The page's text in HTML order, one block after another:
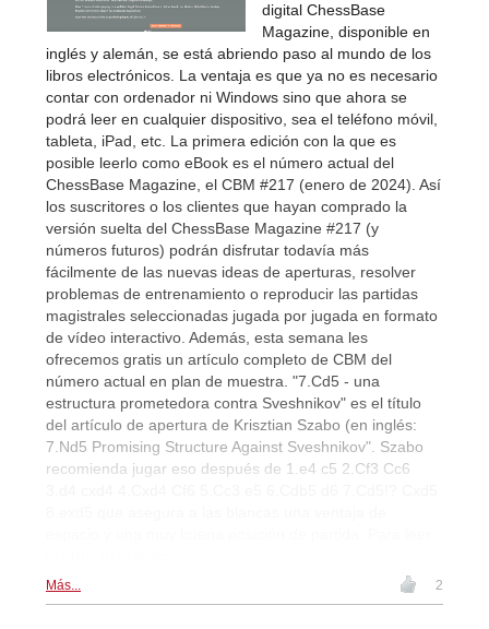
digital ChessBase
Magazine, disponible en
inglés y alemán, se está abriendo paso al mundo de los
libros electrónicos. La ventaja es que ya no es necesario
contar con ordenador ni Windows sino que ahora se
podrá leer en cualquier dispositivo, sea el teléfono móvil,
tableta, iPad, etc. La primera edición con la que es
posible leerlo como eBook es el número actual del
ChessBase Magazine, el CBM #217 (enero de 2024). Así
los suscritores o los clientes que hayan comprado la
versión suelta del ChessBase Magazine #217 (y
números futuros) podrán disfrutar todavía más
fácilmente de las nuevas ideas de aperturas, resolver
problemas de entrenamiento o reproducir las partidas
magistrales seleccionadas jugada por jugada en formato
de vídeo interactivo. Además, esta semana les
ofrecemos gratis un artículo completo de CBM del
número actual en plan de muestra. "7.Cd5 - una
estructura prometedora contra Sveshnikov" es el título
del artículo de apertura de Krisztian Szabo (en inglés:
7.Nd5 Promising Structure Against Sveshnikov". Szabo
recomienda jugar eso después de 1.e4 c5 2.Cf3 Cc6
Más... 2